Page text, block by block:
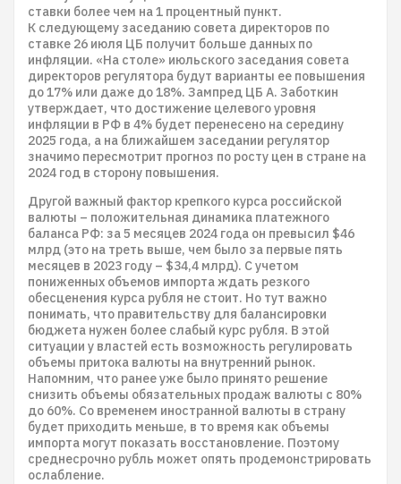
ставки более чем на 1 процентный пункт.
К следующему заседанию совета директоров по
ставке 26 июля ЦБ получит больше данных по
инфляции. «На столе» июльского заседания совета
директоров регулятора будут варианты ее повышения
до 17% или даже до 18%. Зампред ЦБ А. Заботкин
утверждает, что достижение целевого уровня
инфляции в РФ в 4% будет перенесено на середину
2025 года, а на ближайшем заседании регулятор
значимо пересмотрит прогноз по росту цен в стране на
2024 год в сторону повышения.
Другой важный фактор крепкого курса российской
валюты – положительная динамика платежного
баланса РФ: за 5 месяцев 2024 года он превысил $46
млрд (это на треть выше, чем было за первые пять
месяцев в 2023 году – $34,4 млрд). С учетом
пониженных объемов импорта ждать резкого
обесценения курса рубля не стоит. Но тут важно
понимать, что правительству для балансировки
бюджета нужен более слабый курс рубля. В этой
ситуации у властей есть возможность регулировать
объемы притока валюты на внутренний рынок.
Напомним, что ранее уже было принято решение
снизить объемы обязательных продаж валюты с 80%
до 60%. Со временем иностранной валюты в страну
будет приходить меньше, в то время как объемы
импорта могут показать восстановление. Поэтому
среднесрочно рубль может опять продемонстрировать
ослабление.